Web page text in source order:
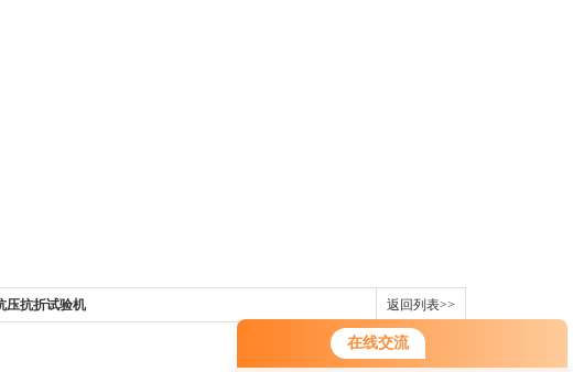
在线交流
压抗折试验机 返回列表>>